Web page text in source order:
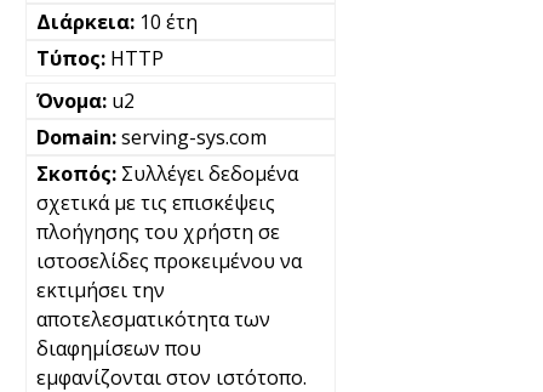
10 έτη
HTTP
u2
serving-sys.com
Συλλέγει δεδομένα
σχετικά με τις επισκέψεις
πλοήγησης του χρήστη σε
ιστοσελίδες προκειμένου να
εκτιμήσει την
αποτελεσματικότητα των
διαφημίσεων που
εμφανίζονται στον ιστότοπο.